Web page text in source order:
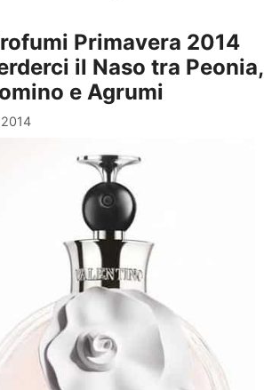
Primavera 2014
il Naso tra Peonia,
e Agrumi